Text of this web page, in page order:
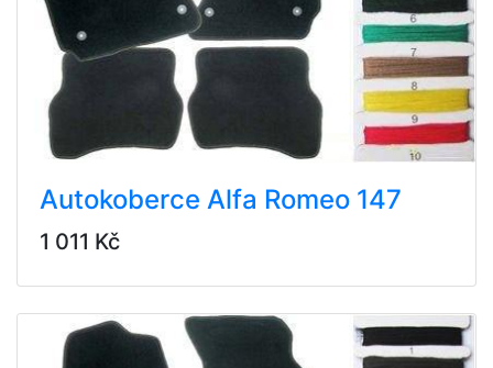
Autokoberce Alfa Romeo 147
1 011 Kč